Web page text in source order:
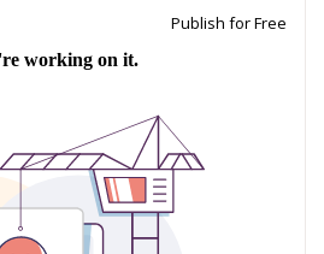
Publish for Free